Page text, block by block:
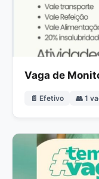
Vaga de
📄 Efetivo 👥 1